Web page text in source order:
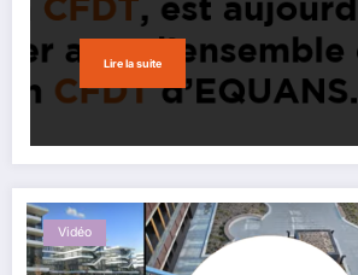
Lire la suite
Vidéo